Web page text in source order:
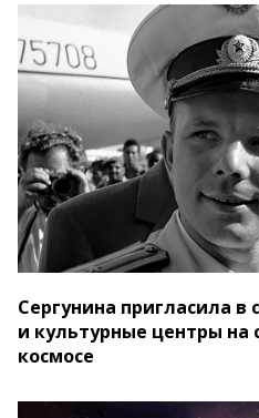
Сергунина пригласила
и культурные центры на
космосе